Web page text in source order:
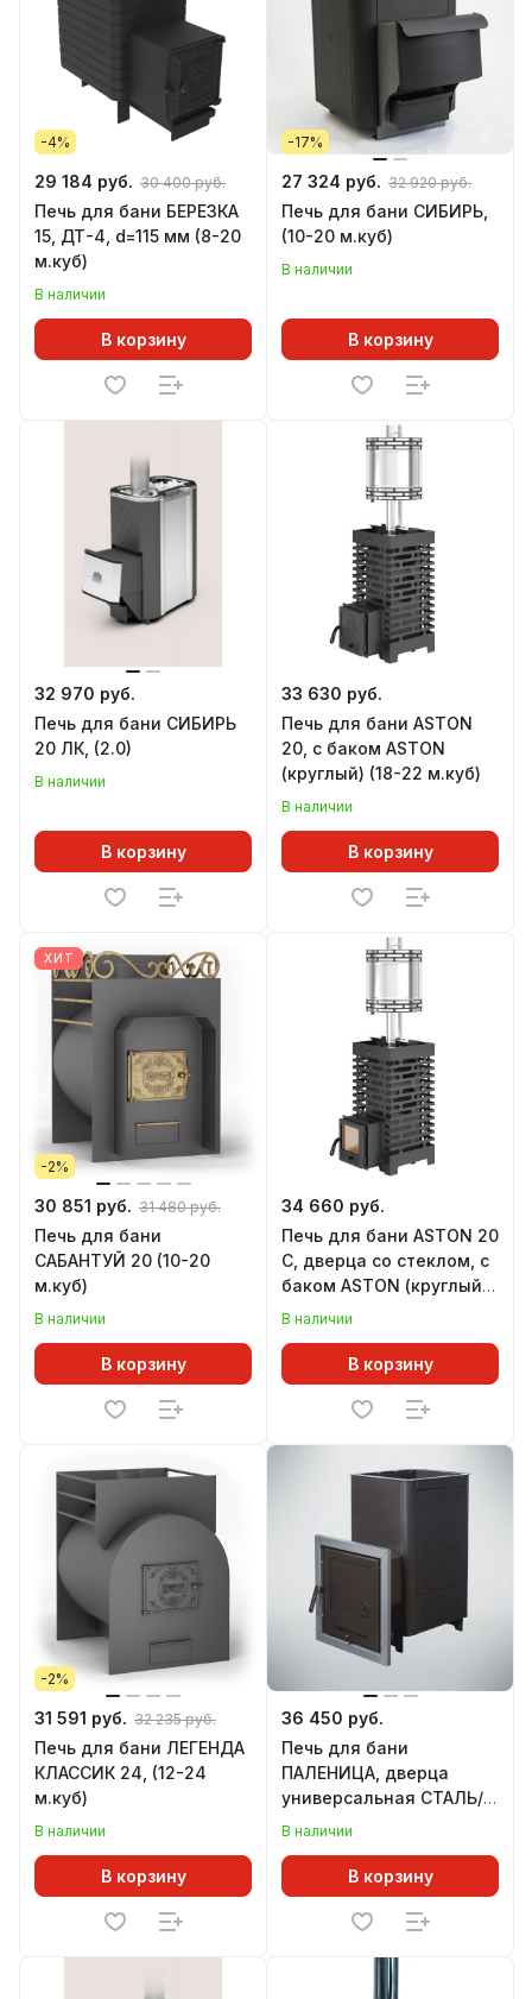
-4%
29 184 руб. 30 400 руб.
Печь для бани БЕРЕЗКА
15, ДТ-4, d=115 мм (8-20
м.куб)
В наличии
В корзину
-17%
27 324 руб. 32 920 руб.
Печь для бани СИБИРЬ,
(10-20 м.куб)
В наличии
В корзину
32 970 руб.
Печь для бани СИБИРЬ
20 ЛК, (2.0)
В наличии
В корзину
33 630 руб.
Печь для бани ASTON
20, с баком ASTON
(круглый) (18-22 м.куб)
В наличии
В корзину
ХИТ
-2%
30 851 руб. 31 480 руб.
Печь для бани
САБАНТУЙ 20 (10-20
м.куб)
В наличии
В корзину
34 660 руб.
Печь для бани ASTON 20
С, дверца со стеклом, с
баком ASTON (круглый)
(18-22 м.куб)
В наличии
В корзину
-2%
31 591 руб. 32 235 руб.
Печь для бани ЛЕГЕНДА
КЛАССИК 24, (12-24
м.куб)
В наличии
В корзину
36 450 руб.
Печь для бани
ПАЛЕНИЦА, дверца
универсальная СТАЛЬ/
СТЕКЛО (12-24 м.куб)
В наличии
В корзину